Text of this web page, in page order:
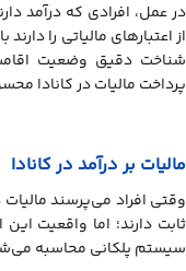
در عمل، افرادی که درآمد
از اعتبارهای مالیاتی را
شناخت دقیق وضعیت
پرداخت مالیات در کانادا
مالیات بر درآمد در کانادا
وقتی افراد می‌پرسند
ثابت دارند؛ اما واقعیت
سیستم پلکانی محاسبه